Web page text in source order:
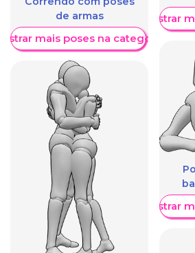
de armas
mais poses na categoria
Mostrar
Mostrar